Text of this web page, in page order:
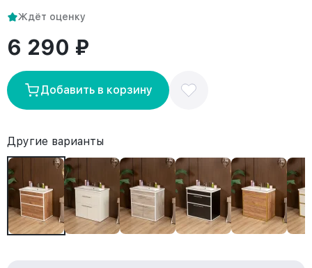
Ждёт оценку
6 290 ₽
Добавить в корзину
Другие варианты